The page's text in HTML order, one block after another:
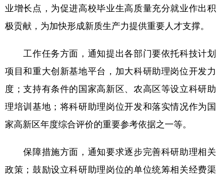
彩票 娱乐 时尚 悦读
文化产业
地方频道
北京 天津 河北 山西
业增长点，为促进高校毕业生高质量充分就业作出积
极贡献，为加快形成新质生产力提供重要人才支撑。
工作任务方面，通知提出各部门要依托科技计划
项目和重大创新基地平台，加大科研助理岗位开发力
度；支持有条件的国家高新区、农高区等设立科研助
理培训基地；将科研助理岗位开发和落实情况作为国
家高新区年度综合评价的重要参考依据之一等。
保障措施方面，通知要求逐步完善科研助理相关
政策；鼓励设立科研助理岗位的单位统筹相关经费渠